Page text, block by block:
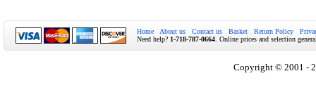
Home About us Contact us Basket Return Policy
Need help? 1-718-787-0664 . Online prices and selection
Copyright © 2001 -